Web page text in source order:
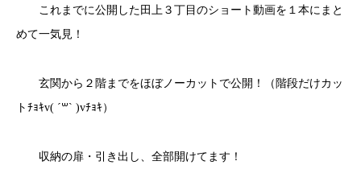
これまでに公開した田上３丁目のショート動画を１本にまと
めて一気見！
玄関から２階までをほぼノーカットで公開！（階段だけカッ
トﾁｮｷv( ´꒳` )vﾁｮｷ）
収納の扉・引き出し、全部開けてます！